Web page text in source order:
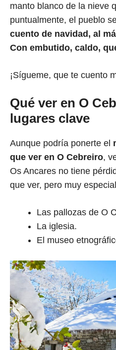
manto blanco de la nieve
puntualmente, el pueblo
cuento de navidad, al
Con embutido, caldo,
¡Sígueme, que te cuento
Qué ver en O
lugares clave
Aunque podría ponerte el
que ver en O Cebreiro,
Os Ancares no tiene
que ver, pero muy
Las pallozas de O
La iglesia.
El museo